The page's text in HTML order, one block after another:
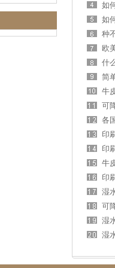
如
带?
如
带
种
欧
牛
什
简
求
牛
么
可
各
印
印
牛
么？
印
湿
方
可
湿
湿